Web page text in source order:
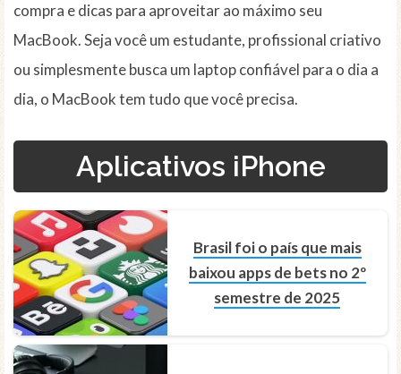
compra e dicas para aproveitar ao máximo seu
MacBook. Seja você um estudante, profissional criativo
ou simplesmente busca um laptop confiável para o dia a
dia, o MacBook tem tudo que você precisa.
Aplicativos iPhone
Brasil foi o país que mais
baixou apps de bets no 2º
semestre de 2025